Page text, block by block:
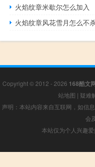
火焰纹章米歇尔怎么加入
火焰纹章风花雪月怎么不
Copyright © 2012 - 2026 168酷文
站地图 | 疑难
声明：本站内容来自互联网，如信
会
本站仅为个人兴趣